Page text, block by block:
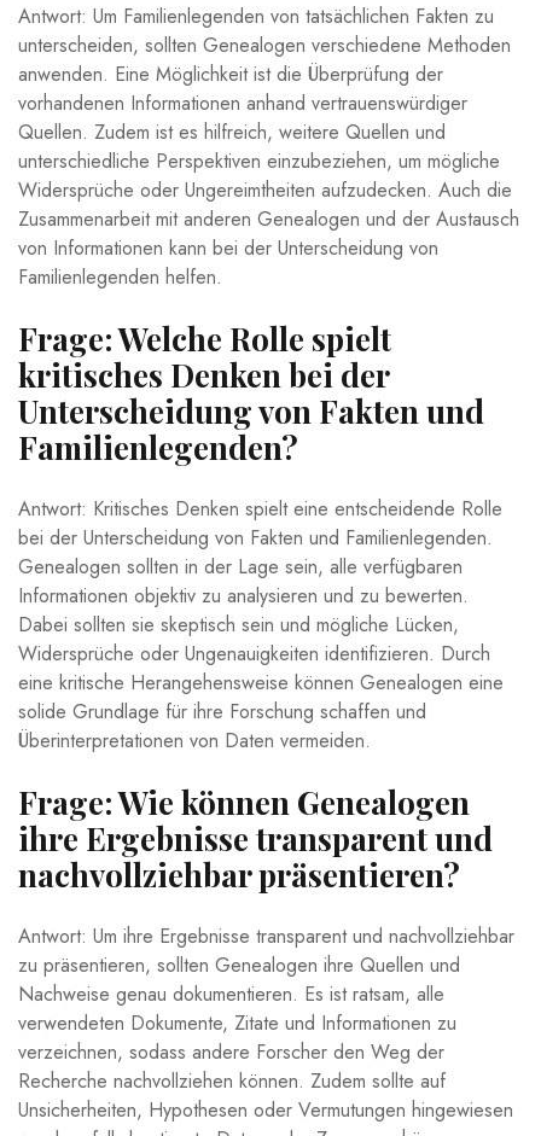
Antwort: Um Familienlegenden von tatsächlichen Fakten zu
unterscheiden, sollten Genealogen verschiedene Methoden
anwenden. Eine Möglichkeit ist die Überprüfung der
vorhandenen Informationen anhand vertrauenswürdiger
Quellen. Zudem ist es hilfreich, weitere Quellen und
unterschiedliche Perspektiven einzubeziehen, um mögliche
Widersprüche oder Ungereimtheiten aufzudecken. Auch die
Zusammenarbeit mit anderen Genealogen und der Austausch
von Informationen kann bei der Unterscheidung von
Familienlegenden helfen.
Frage: Welche Rolle spielt
kritisches Denken bei der
Unterscheidung von Fakten und
Familienlegenden?
Antwort: Kritisches Denken spielt eine entscheidende Rolle
bei der Unterscheidung von Fakten und Familienlegenden.
Genealogen sollten in der Lage sein, alle verfügbaren
Informationen objektiv zu analysieren und zu bewerten.
Dabei sollten sie skeptisch sein und mögliche Lücken,
Widersprüche oder Ungenauigkeiten identifizieren. Durch
eine kritische Herangehensweise können Genealogen eine
solide Grundlage für ihre Forschung schaffen und
Überinterpretationen von Daten vermeiden.
Frage: Wie können Genealogen
ihre Ergebnisse transparent und
nachvollziehbar präsentieren?
Antwort: Um ihre Ergebnisse transparent und nachvollziehbar
zu präsentieren, sollten Genealogen ihre Quellen und
Nachweise genau dokumentieren. Es ist ratsam, alle
verwendeten Dokumente, Zitate und Informationen zu
verzeichnen, sodass andere Forscher den Weg der
Recherche nachvollziehen können. Zudem sollte auf
Unsicherheiten, Hypothesen oder Vermutungen hingewiesen